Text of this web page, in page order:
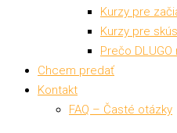
Kurzy pre
Kurzy pre
Prečo DLUGO
Chcem predať
Kontakt
FAQ – Časté otázky